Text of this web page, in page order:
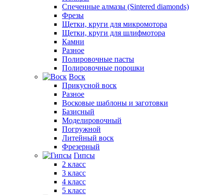
Спеченные алмазы (Sintered diamonds)
Фрезы
Щетки, круги для микромотора
Щетки, круги для шлифмотора
Камни
Разное
Полировочные пасты
Полировочные порошки
Воск
Прикусной воск
Разное
Восковые шаблоны и заготовки
Базисный
Моделировочный
Погружной
Литейный воск
Фрезерный
Гипсы
2 класс
3 класс
4 класс
5 класс